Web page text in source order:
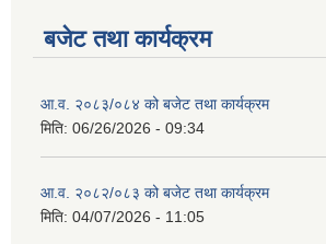
बजेट तथा कार्यक्रम
आ.व. २०८३/०८४ को बजेट तथा कार्यक्रम
मिति: 06/26/2026 - 09:34
आ.व. २०८२/०८३ को बजेट तथा कार्यक्रम
मिति: 04/07/2026 - 11:05